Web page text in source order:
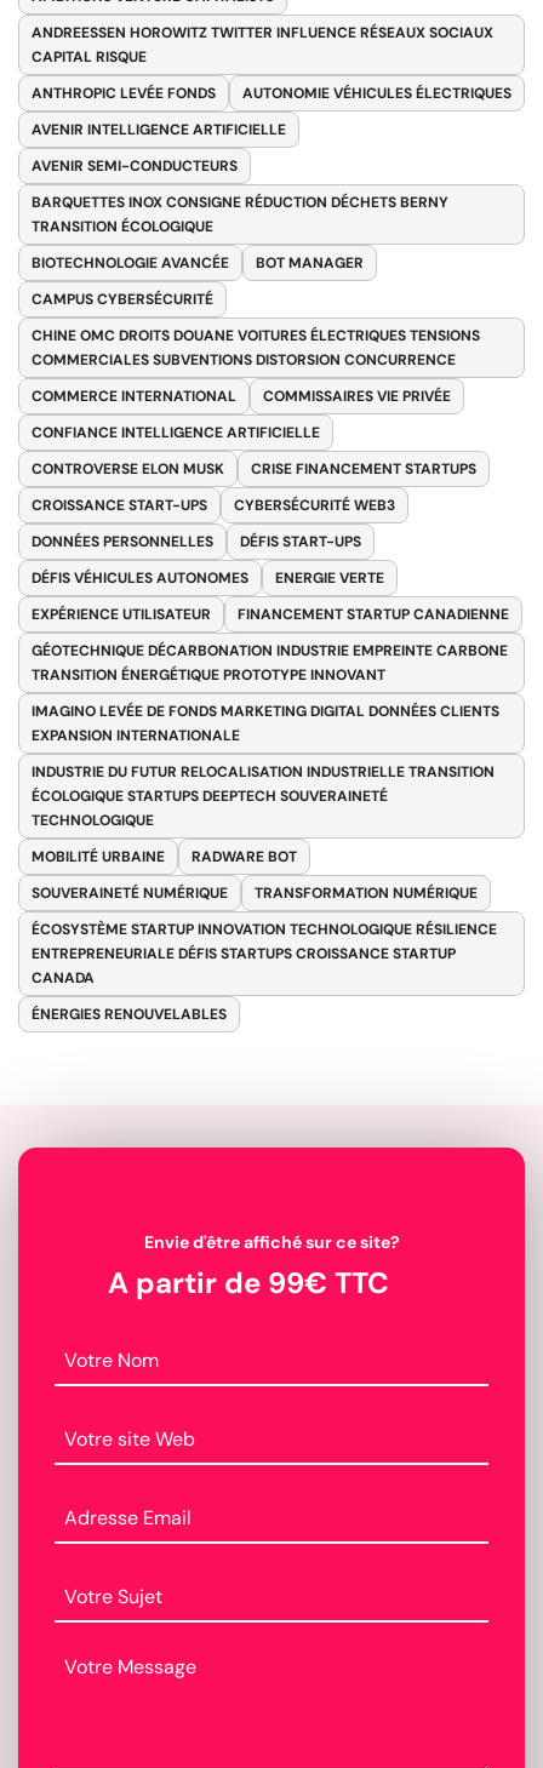
ANDREESSEN HOROWITZ TWITTER INFLUENCE RÉSEAUX SOCIAUX
CAPITAL RISQUE
ANTHROPIC LEVÉE FONDS
AUTONOMIE VÉHICULES ÉLECTRIQUES
AVENIR INTELLIGENCE ARTIFICIELLE
AVENIR SEMI-CONDUCTEURS
BARQUETTES INOX CONSIGNE RÉDUCTION DÉCHETS BERNY
TRANSITION ÉCOLOGIQUE
BIOTECHNOLOGIE AVANCÉE
BOT MANAGER
CAMPUS CYBERSÉCURITÉ
CHINE OMC DROITS DOUANE VOITURES ÉLECTRIQUES TENSIONS
COMMERCIALES SUBVENTIONS DISTORSION CONCURRENCE
COMMERCE INTERNATIONAL
COMMISSAIRES VIE PRIVÉE
CONFIANCE INTELLIGENCE ARTIFICIELLE
CONTROVERSE ELON MUSK
CRISE FINANCEMENT STARTUPS
CROISSANCE START-UPS
CYBERSÉCURITÉ WEB3
DONNÉES PERSONNELLES
DÉFIS START-UPS
DÉFIS VÉHICULES AUTONOMES
ENERGIE VERTE
EXPÉRIENCE UTILISATEUR
FINANCEMENT STARTUP CANADIENNE
GÉOTECHNIQUE DÉCARBONATION INDUSTRIE EMPREINTE CARBONE
TRANSITION ÉNERGÉTIQUE PROTOTYPE INNOVANT
IMAGINO LEVÉE DE FONDS MARKETING DIGITAL DONNÉES CLIENTS
EXPANSION INTERNATIONALE
INDUSTRIE DU FUTUR RELOCALISATION INDUSTRIELLE TRANSITION
ÉCOLOGIQUE STARTUPS DEEPTECH SOUVERAINETÉ
TECHNOLOGIQUE
MOBILITÉ URBAINE
RADWARE BOT
SOUVERAINETÉ NUMÉRIQUE
TRANSFORMATION NUMÉRIQUE
ÉCOSYSTÈME STARTUP INNOVATION TECHNOLOGIQUE RÉSILIENCE
ENTREPRENEURIALE DÉFIS STARTUPS CROISSANCE STARTUP
CANADA
ÉNERGIES RENOUVELABLES
Envie d'être affiché sur ce site?
A partir de 99€ TTC